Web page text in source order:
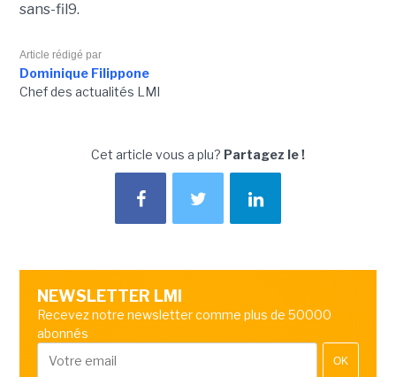
sans-fil9.
Article rédigé par
Dominique Filippone
Chef des actualités LMI
Cet article vous a plu? Partagez le !
NEWSLETTER LMI
Recevez notre newsletter comme plus de 50000
abonnés
OK